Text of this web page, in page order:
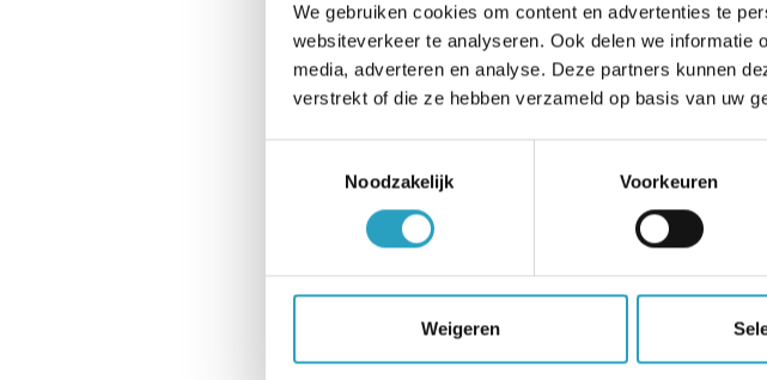
We gebruiken cookies om content en advertenties te
websiteverkeer te analyseren. Ook delen we
media, adverteren en analyse. Deze partners kunnen
verstrekt of die ze hebben verzameld op basis van uw
Noodzakelijk
Voorkeuren
Weigeren
geslapen? Hoe voelt u zich als u niet
erna? Slecht slapen kan lichamelijke
angst of eenzaamheid. Door echt in
krijgen en zo ook de juiste oplossingen
Ook uitleg over slaap is belangrijk, zegt
niet? Moet je per se acht uur slapen, is